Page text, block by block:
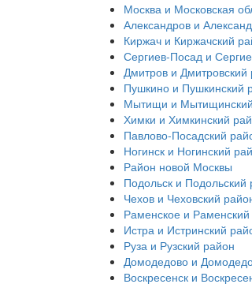
Москва и Московская
Александров и
Киржач и Киржачский
Сергиев-Посад и
Дмитров и Дмитровский
Пушкино и Пушкинский
Мытищи и
Химки и Химкинский
Павлово-Посадский
Ногинск и Ногинский
Район новой Москвы
Подольск и Подольский
Чехов и Чеховский
Раменское и
Истра и Истринский
Руза и Рузский район
Домодедово и
Воскресенск и